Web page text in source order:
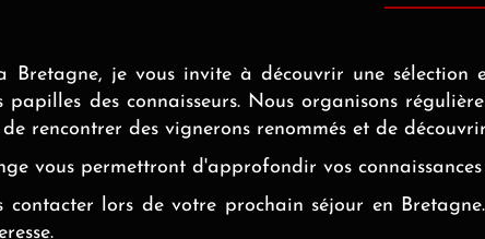
je vous invite à découvrir une sélection
des connaisseurs. Nous organisons
rencontrer des vignerons renommés et de
vous permettront d'approfondir vos
contacter lors de votre prochain séjour en